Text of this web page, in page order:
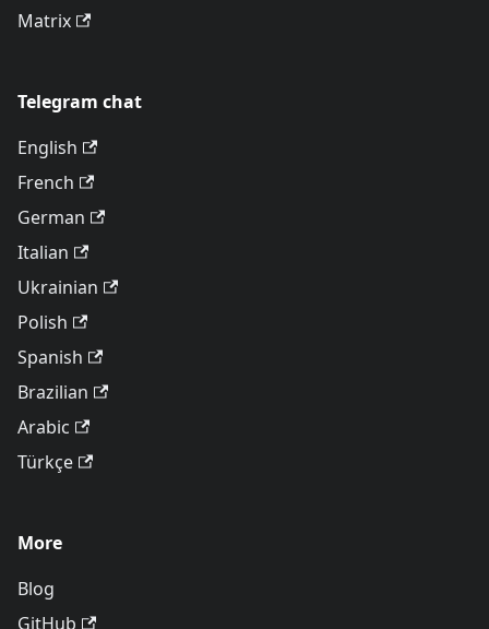
Matrix
Telegram chat
English
French
German
Italian
Ukrainian
Polish
Spanish
Brazilian
Arabic
Türkçe
More
Blog
GitHub